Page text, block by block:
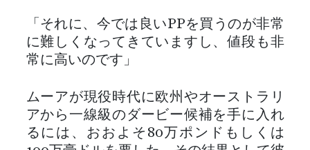
「それに、今では良いPPを買うのが非常
に難しくなってきていますし、値段も非
常に高いのです」
ムーアが現役時代に欧州やオーストラリ
アから一線級のダービー候補を手に入れ
るには、おおよそ80万ポンドもしくは